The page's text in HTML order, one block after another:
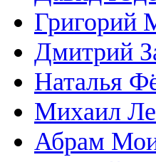
Григорий
Дмитрий
Наталья
Михаил
Абрам